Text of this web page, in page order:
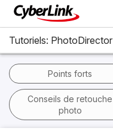
Tutoriels: PhotoDirector
Points forts
Conseils de retouche
photo